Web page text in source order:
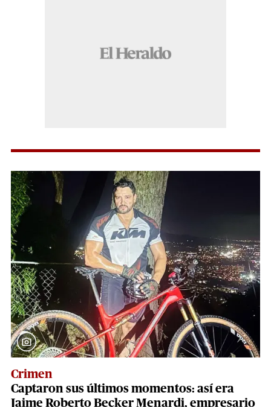
Crimen
Captaron sus últimos momentos: así era
Jaime Roberto Becker Menardi​​​, empresario